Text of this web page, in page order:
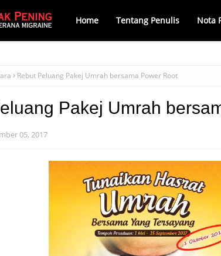
Home Tentang Penulis Nota
Rebut Peluang Pakej Umrah bersama Power Root
Pakej Umrah
05, 2017